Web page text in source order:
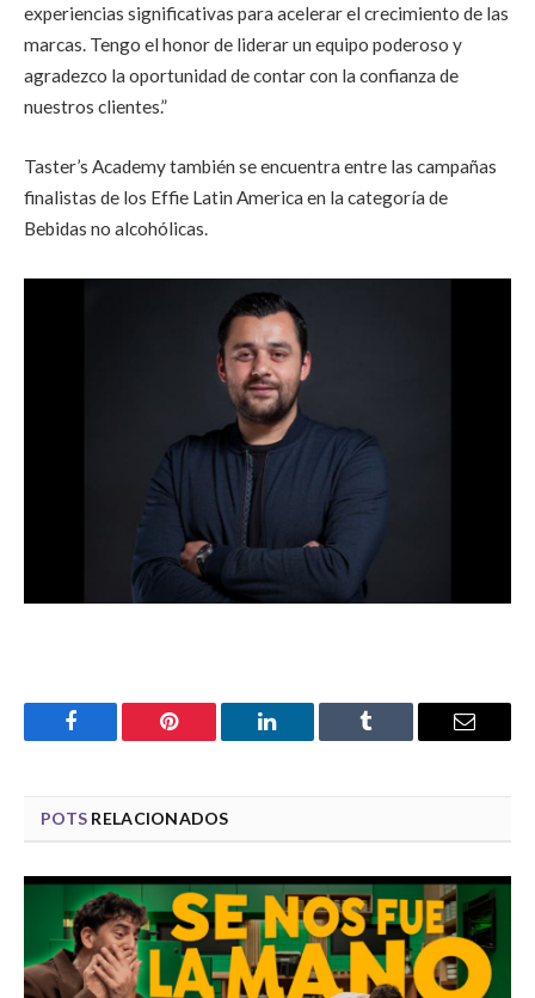
experiencias significativas para acelerar el crecimiento de las
marcas. Tengo el honor de liderar un equipo poderoso y
agradezco la oportunidad de contar con la confianza de
nuestros clientes.”
Taster’s Academy también se encuentra entre las campañas
finalistas de los Effie Latin America en la categoría de
Bebidas no alcohólicas.
Facebook Pinterest LinkedIn Tumblr Email
POTS RELACIONADOS